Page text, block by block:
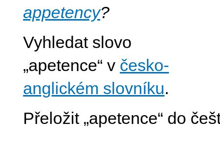
appetency?
Vyhledat slovo
„apetence“ v česko-
anglickém slovníku.
Přeložit „apetence“ do